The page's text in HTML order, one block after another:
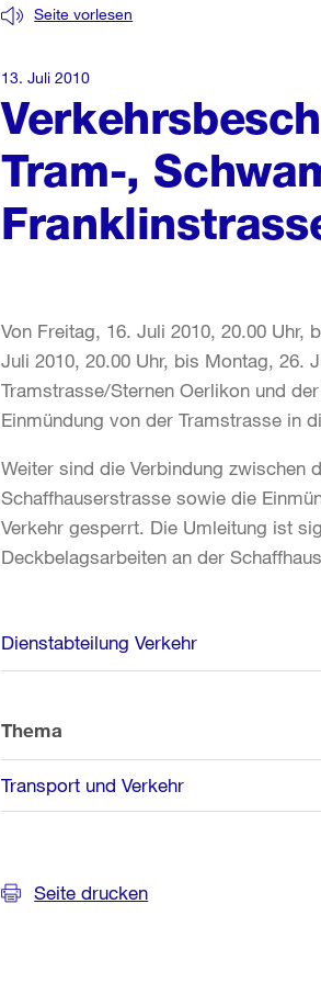
Tram-,
Seite vorlesen
13. Juli 2010
Von Freitag, 16. Juli 2010, 20.00 Uhr,
Juli 2010, 20.00 Uhr, bis Montag, 26.
Tramstrasse/Sternen Oerlikon und
Einmündung von der Tramstrasse in
Weiter sind die Verbindung zwischen
Schaffhauserstrasse sowie die
Verkehr gesperrt. Die Umleitung ist
Deckbelagsarbeiten an der
Weitere
Informationen
Dienstabteilung Verkehr
Thema
Transport und Verkehr
Seite drucken